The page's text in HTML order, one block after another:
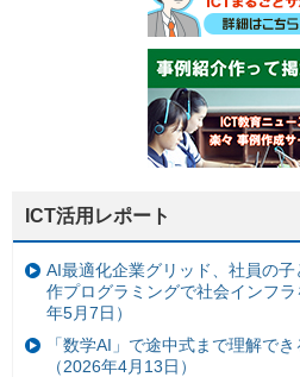
ICT活用レポート
AI最適化企業グリッド、社員の
作プログラミングで社会インフ
年5月7日）
「数学AI」で途中式まで理解で
（2026年4月13日）